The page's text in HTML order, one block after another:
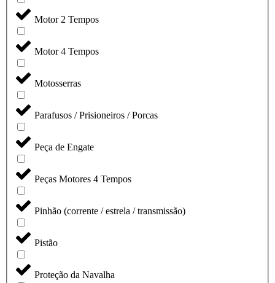
Motor 2 Tempos
Motor 4 Tempos
Motosserras
Parafusos / Prisioneiros / Porcas
Peça de Engate
Peças Motores 4 Tempos
Pinhão (corrente / estrela / transmissão)
Pistão
Proteção da Navalha